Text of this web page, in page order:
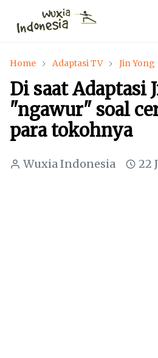
Home Adaptasi TV Jin Yong
Di saat Adaptasi
"ngawur" soal
para tokohnya
Wuxia Indonesia 22